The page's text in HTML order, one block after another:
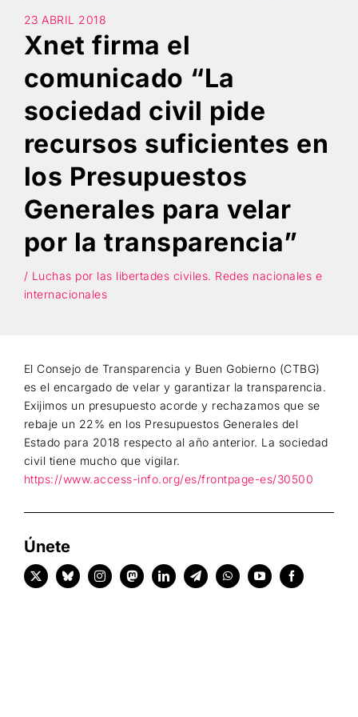
Búsqueda
23 ABRIL 2018
Xnet firma el
comunicado “La
sociedad civil pide
recursos suficientes en
los Presupuestos
Generales para velar
por la transparencia”
/ Luchas por las libertades civiles. Redes nacionales e
internacionales
El Consejo de Transparencia y Buen Gobierno (CTBG)
es el encargado de velar y garantizar la transparencia.
Exijimos un presupuesto acorde y rechazamos que se
rebaje un 22% en los Presupuestos Generales del
Estado para 2018 respecto al año anterior. La sociedad
civil tiene mucho que vigilar.
https://www.access-info.org/es/frontpage-es/30500
Únete